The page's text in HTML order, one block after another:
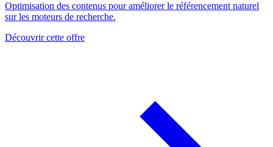
Optimisation des contenus pour améliorer le référencement naturel
sur les moteurs de recherche.
Découvrir cette offre